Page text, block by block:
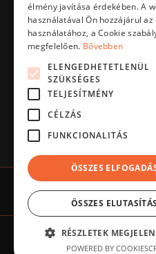
Impresszum
©2026.
élmény javítása érdekében. A
használatával Ön hozzájárul az
használatához, a Cookie
megfelelően. Bővebben
ELENGEDHETETLENÜL
SZÜKSÉGES
TELJESÍTMÉNY
CÉLZÁS
FUNKCIONALITÁS
ÖSSZES
ÖSSZES
RÉSZLETEK
POWERED BY